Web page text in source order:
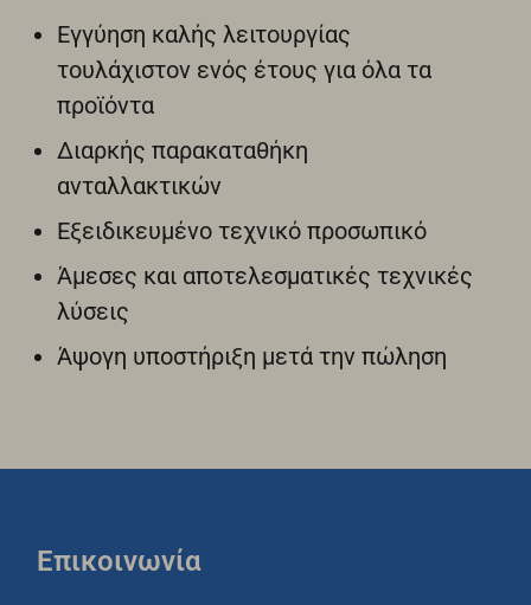
Εγγύηση καλής λειτουργίας
τουλάχιστον ενός έτους για όλα τα
προϊόντα
Διαρκής παρακαταθήκη
ανταλλακτικών
Εξειδικευμένο τεχνικό προσωπικό
Άμεσες και αποτελεσματικές τεχνικές
λύσεις
Άψογη υποστήριξη μετά την πώληση
Επικοινωνία